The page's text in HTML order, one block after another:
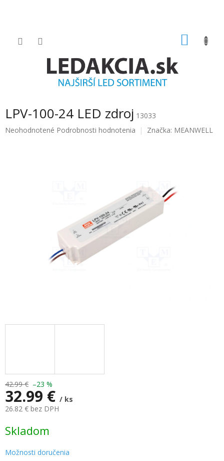
LPV-100-24 LED zdroj 13033
Priemerné
Neohodnotené Podrobnosti hodnotenia Značka: MEANWELL
42.99 € –23 %
32.99 € / ks
26.82 € bez DPH
cena:
Skladom
Možnosti doručenia